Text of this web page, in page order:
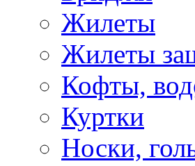
Жилеты
Жилеты
Кофты,
Куртки
Носки,